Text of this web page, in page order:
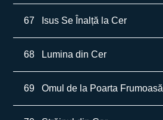
67 Isus Se Înalță la Cer
68 Lumina din Cer
69 Omul de la Poarta Frumoasă